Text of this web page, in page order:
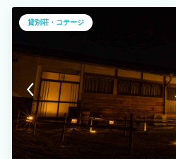
です。ハンモックに揺れながらのんびりとおく
い ・動物アレルギーのお客様もご宿泊なさる為
不可 (無断同伴を確認した場合23,100円の罰則
ーリーチェックイン、レイトチェックアウト
税込) 繁忙期は対応できない場合がございます
貸別荘・コテージ